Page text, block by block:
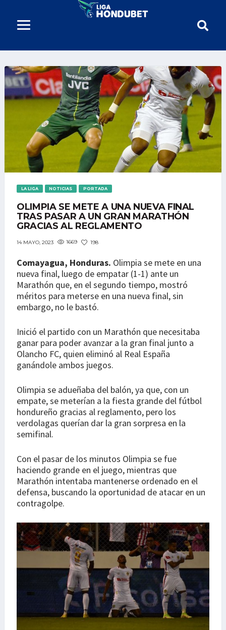
LA LIGA NOTICIAS PORTADA
OLIMPIA SE METE A UNA NUEVA FINAL
TRAS PASAR A UN GRAN MARATHÓN
GRACIAS AL REGLAMENTO
14 MAYO, 2023 1669 198
Comayagua, Honduras. Olimpia se mete en una
nueva final, luego de empatar (1-1) ante un
Marathón que, en el segundo tiempo, mostró
méritos para meterse en una nueva final, sin
embargo, no le bastó.
Inició el partido con un Marathón que necesitaba
ganar para poder avanzar a la gran final junto a
Olancho FC, quien eliminó al Real España
ganándole ambos juegos.
Olimpia se adueñaba del balón, ya que, con un
empate, se meterían a la fiesta grande del fútbol
hondureño gracias al reglamento, pero los
verdolagas querían dar la gran sorpresa en la
semifinal.
Con el pasar de los minutos Olimpia se fue
haciendo grande en el juego, mientras que
Marathón intentaba mantenerse ordenado en el
defensa, buscando la oportunidad de atacar en un
contragolpe.